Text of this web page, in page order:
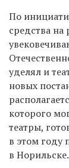
По
средства
уделял и
новых
которого
театры,
в этом году
в Норильске.